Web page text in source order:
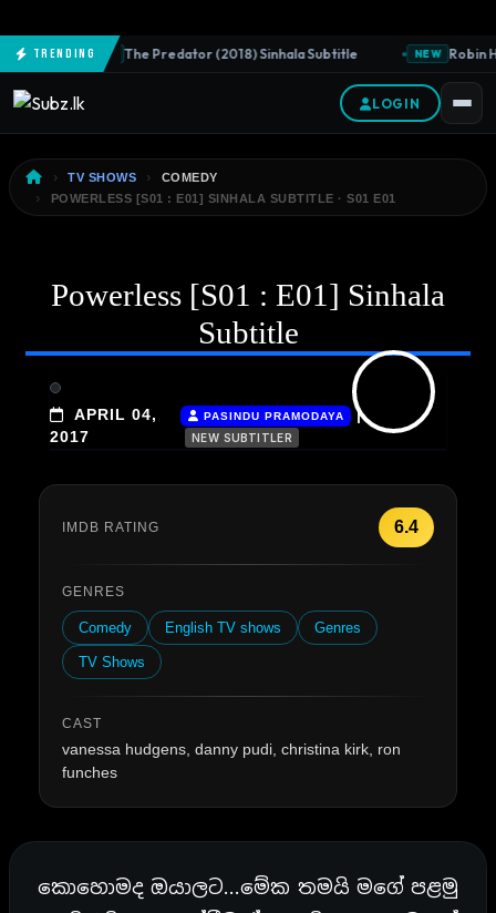
TrendingNEW The Predator (2018) Sinhala Subtitle NEW Robin
LOGIN
TV SHOWS
COMEDY
POWERLESS [S01 : E01] SINHALA SUBTITLE · S01 E01
Powerless [S01 : E01] Sinhala
Subtitle
APRIL 04,
2017
PASINDU PRAMODAYA |
NEW SUBTITLER
IMDB RATING 6.4
GENRES
Comedy English TV shows Genres
TV Shows
CAST
vanessa hudgens, danny pudi, christina kirk, ron
funches
කොහොමද ඔයාලට…මේක තමයි මගේ පළමු